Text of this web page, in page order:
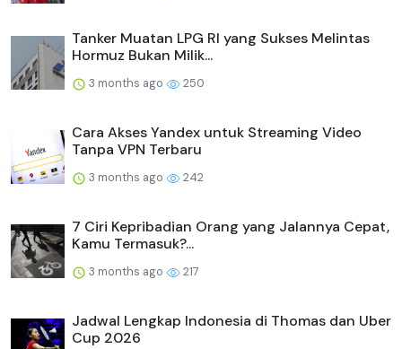
Tanker Muatan LPG RI yang Sukses Melintas
Hormuz Bukan Milik...
3 months ago 250
Cara Akses Yandex untuk Streaming Video
Tanpa VPN Terbaru
3 months ago 242
7 Ciri Kepribadian Orang yang Jalannya Cepat,
Kamu Termasuk?...
3 months ago 217
Jadwal Lengkap Indonesia di Thomas dan Uber
Cup 2026